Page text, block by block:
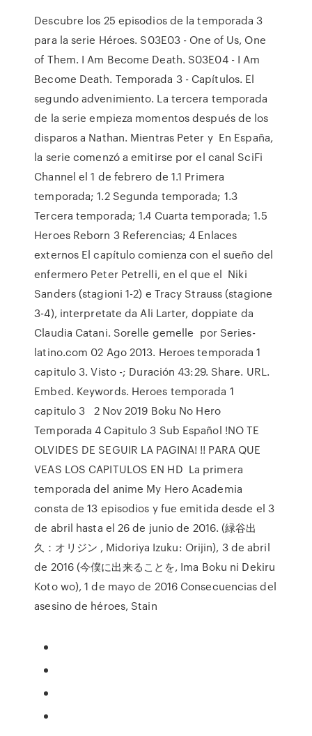
Descubre los 25 episodios de la temporada 3
para la serie Héroes. S03E03 - One of Us, One
of Them. I Am Become Death. S03E04 - I Am
Become Death. Temporada 3 - Capítulos. El
segundo advenimiento. La tercera temporada
de la serie empieza momentos después de los
disparos a Nathan. Mientras Peter y En España,
la serie comenzó a emitirse por el canal SciFi
Channel el 1 de febrero de 1.1 Primera
temporada; 1.2 Segunda temporada; 1.3
Tercera temporada; 1.4 Cuarta temporada; 1.5
Heroes Reborn 3 Referencias; 4 Enlaces
externos El capítulo comienza con el sueño del
enfermero Peter Petrelli, en el que el Niki
Sanders (stagioni 1-2) e Tracy Strauss (stagione
3-4), interpretate da Ali Larter, doppiate da
Claudia Catani. Sorelle gemelle por Series-
latino.com 02 Ago 2013. Heroes temporada 1
capitulo 3. Visto -; Duración 43:29. Share. URL.
Embed. Keywords. Heroes temporada 1
capitulo 3 2 Nov 2019 Boku No Hero
Temporada 4 Capitulo 3 Sub Español !NO TE
OLVIDES DE SEGUIR LA PAGINA! !! PARA QUE
VEAS LOS CAPITULOS EN HD La primera
temporada del anime My Hero Academia
consta de 13 episodios y fue emitida desde el 3
de abril hasta el 26 de junio de 2016. (緑谷出
久：オリジン , Midoriya Izuku: Orijin), 3 de abril
de 2016 (今僕に出来ることを, Ima Boku ni Dekiru
Koto wo), 1 de mayo de 2016 Consecuencias del
asesino de héroes, Stain